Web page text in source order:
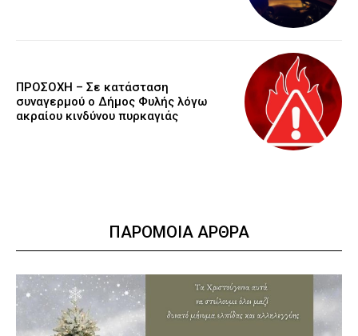
ΠΡΟΣΟΧΗ – Σε κατάσταση
συναγερμού ο Δήμος Φυλής λόγω
ακραίου κινδύνου πυρκαγιάς
ΠΑΡΟΜΟΙΑ ΑΡΘΡΑ